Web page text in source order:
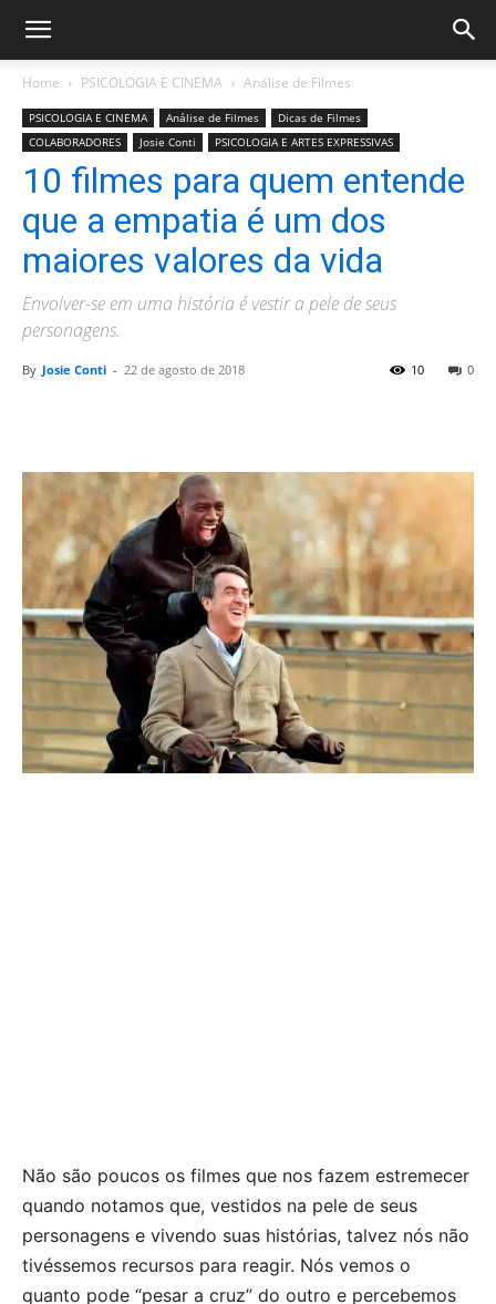
Home PSICOLOGIA E CINEMA Análise de Filmes
PSICOLOGIA E CINEMA Análise de Filmes
Dicas de Filmes
COLABORADORES
Josie Conti PSICOLOGIA E ARTES EXPRESSIVAS
10 filmes para quem entende
que a empatia é um dos
maiores valores da vida
Envolver-se em uma história é vestir a pele de seus
personagens.
By Josie Conti - 22 de agosto de 2018 0
10
Não são poucos os filmes que nos fazem estremecer
quando notamos que, vestidos na pele de seus
personagens e vivendo suas histórias, talvez nós não
tivéssemos recursos para reagir. Nós vemos o
quanto pode “pesar a cruz” do outro e percebemos